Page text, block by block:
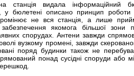
станція видала інформаційний
у бюлетені описано принцип роботи
не вся станція, а лише
якомога більшої зони
спорудах. Антени завжди
вузкому промені, завжди
поряд будинки також не
понад сусідні споруди або